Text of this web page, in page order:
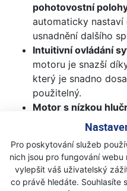
Pro poskytování služeb
nich jsou pro fungování
vylepšit váš uživatelský
co právě hledáte. Souhlasíte
pohotovostní
automaticky nastaví
usnadnění dalšího
Intuitivní ovládání
motoru je snazší
který je snadno
použitelný.
Motor s nízkou
zajišťuje nízkou
Technické údaje :
výstupní výkon - 0.6